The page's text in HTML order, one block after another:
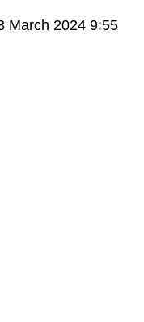
March 2024 9:55